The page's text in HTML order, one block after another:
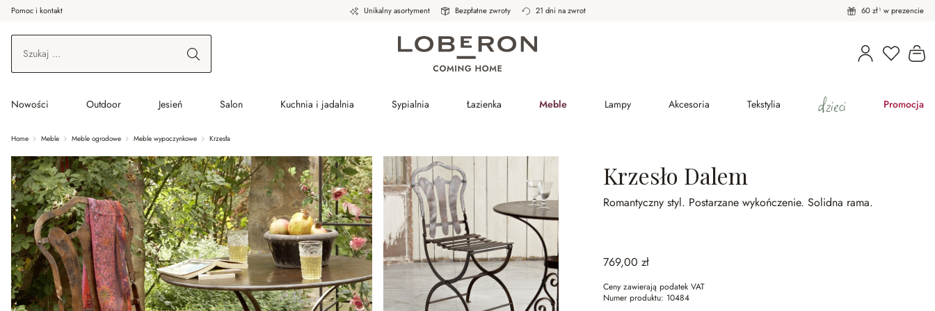
do wątku głównego
Przejdź do wyszukiwania
Przejdź do głównej nawigacji
Pomoc i kontakt Unikalny asortyment Bezpłatne zwroty 21 dni na zwrot 60 zł¹ w prezencie
Masz
Nowości Outdoor Jesień Salon Kuchnia i jadalnia Sypialnia Łazienka Meble Lampy Akcesoria Tekstylia dzieci Promocja
Home Meble Meble ogrodowe Meble wypoczynkowe Krzesła
Krzesło Dalem
Romantyczny styl. Postarzane wykończenie.Solidna rama.
769,00 zł
Ceny zawierają podatek VAT
Numer produktu: 10484